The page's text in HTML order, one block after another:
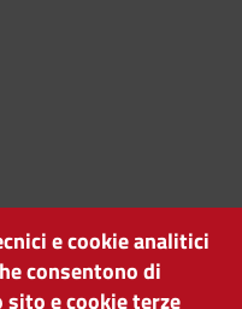
e cookie analitici
consentono di
e cookie terze